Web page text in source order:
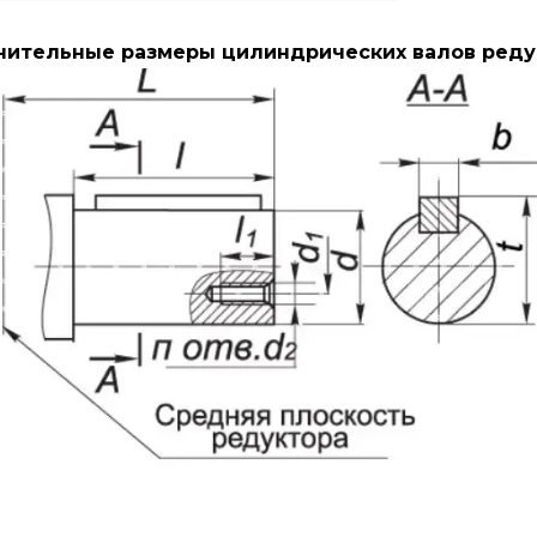
размеры цилиндрических валов